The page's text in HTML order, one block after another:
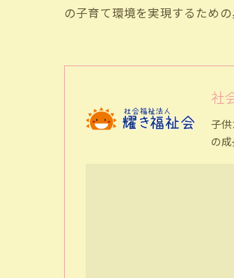
の子育て環境を実現するため
社
子
の